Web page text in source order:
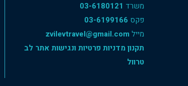
משרד 03-6180121
פקס 03-6199166
מייל zvilevtravel@gmail.com
תקנון מדניות פרטיות ונגישות אתר לב
טרוול